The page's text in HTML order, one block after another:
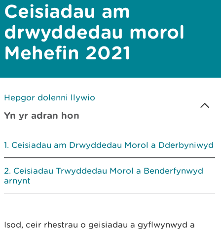
Ceisiadau am
drwyddedau morol
Mehefin 2021
Hepgor dolenni llywio
Yn yr adran hon
Ceisiadau am Drwyddedau Morol a Dderbyniwyd
Ceisiadau Trwyddedau Morol a Benderfynwyd
arnynt
Isod, ceir rhestrau o geisiadau a gyflwynwyd a